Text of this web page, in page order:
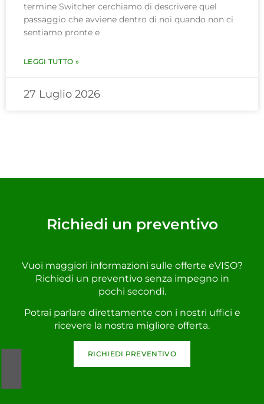
termine Switcher cerchiamo di descrivere quel
passaggio che avviene dentro di noi quando non ci
sentiamo pronte e
LEGGI TUTTO »
27 Luglio 2026
Richiedi un preventivo
Vuoi maggiori informazioni sulle offerte eVISO?
Richiedi un preventivo senza impegno in
pochi secondi.
Potrai parlare direttamente con i nostri uffici e
ricevere la nostra migliore offerta.
RICHIEDI PREVENTIVO